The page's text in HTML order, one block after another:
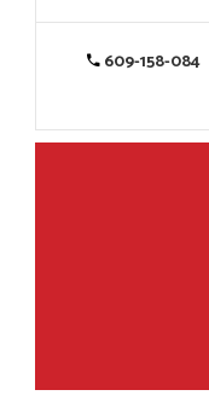
609-158-084